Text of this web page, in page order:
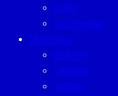
GURU
SUSTAINISM
LIFESTYLE
BEAUTY
CAREER
EATERY